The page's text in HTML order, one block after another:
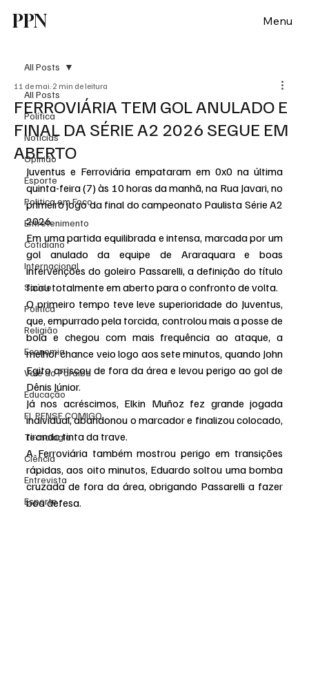
PPN Menu
All Posts
Política
Notícias
Opinião
Esporte
Politica em Foco
Entretenimento
Cotidiano
Internacional
Saúde
Politica
Religião
Economia
Vale do Paraiba
Educação
EI, PENSE COMIGO.
Tecnologia
Ciência
Entrevista
Esporte
All Posts
FERROVIÁRIA TEM GOL ANULADO E
FINAL DA SÉRIE A2 2026 SEGUE EM
ABERTO
11 de mai. 2 min de leitura
Juventus e Ferroviária empataram em 0x0 na última
quinta-feira (7) às 10 horas da manhã, na Rua Javari, no
primeiro jogo da final do campeonato Paulista Série A2
2026.
Em uma partida equilibrada e intensa, marcada por um
gol anulado da equipe de Araraquara e boas
intervenções do goleiro Passarelli, a definição do título
ficou totalmente em aberto para o confronto de volta.
O primeiro tempo teve leve superioridade do Juventus,
que, empurrado pela torcida, controlou mais a posse de
bola e chegou com mais frequência ao ataque, a
melhor chance veio logo aos sete minutos, quando John
Egito arriscou de fora da área e levou perigo ao gol de
Dênis Júnior.
Já nos acréscimos, Elkin Muñoz fez grande jogada
individual, abandonou o marcador e finalizou colocado,
tirando tinta da trave.
A Ferroviária também mostrou perigo em transições
rápidas, aos oito minutos, Eduardo soltou uma bomba
cruzada de fora da área, obrigando Passarelli a fazer
boa defesa.